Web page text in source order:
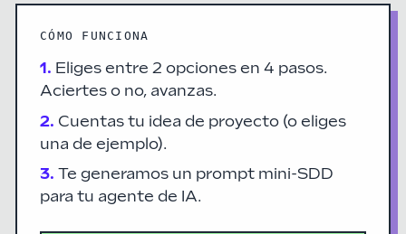
CÓMO FUNCIONA
1. Eliges entre 2 opciones en 4 pasos.
Aciertes o no, avanzas.
2. Cuentas tu idea de proyecto (o eliges
una de ejemplo).
3. Te generamos un prompt mini-SDD
para tu agente de IA.